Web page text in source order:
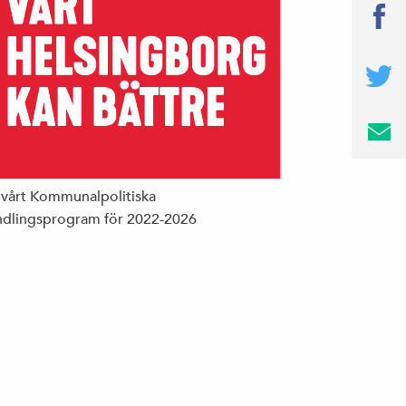
vårt Kommunalpolitiska
för 2022-2026